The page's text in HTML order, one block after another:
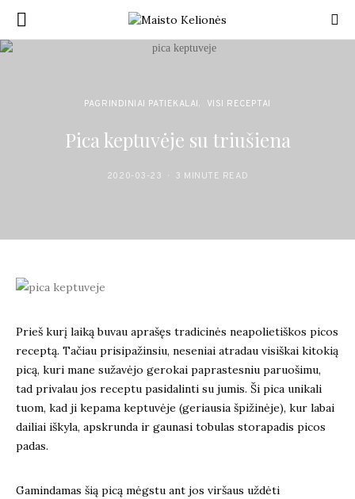
PAGRINDINIAI PATIEKALAI VISI RECEPTAI
Pica keptuvėje su triušiena
2020-03-23 3 MINUTE READ
Prieš kurį laiką buvau aprašęs tradicinės neapolietiškos picos
receptą. Tačiau prisipažinsiu, neseniai atradau visiškai kitokią
picą, kuri mane sužavėjo gerokai paprastesniu paruošimu,
tad privalau jos receptu pasidalinti su jumis. Ši pica unikali
tuom, kad ji kepama keptuvėje (geriausia špižinėje), kur labai
dailiai iškyla, apskrunda ir gaunasi tobulas storapadis picos
padas.
Gamindamas šią picą mėgstu ant jos viršaus uždėti